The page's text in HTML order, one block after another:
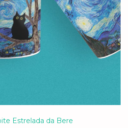
Estrelada da Bere